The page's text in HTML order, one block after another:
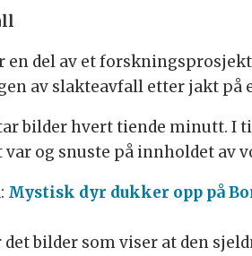
en del av et
av slakteavfall etter jakt på
bilder hvert tiende minutt. I
og snuste på innholdet av
Mystisk dyr dukker opp på
bilder som viser at den